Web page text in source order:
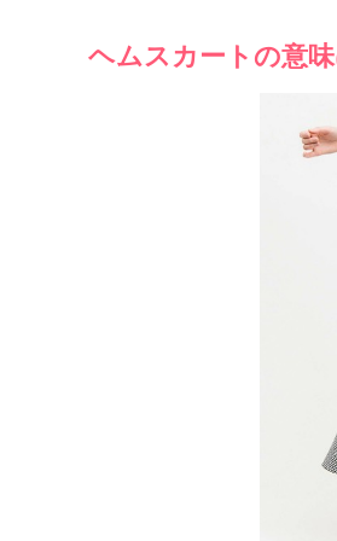
ヘムスカートの意